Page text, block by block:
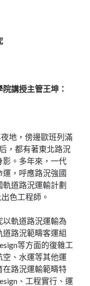
講授主管王坤：
地，傍邊歐班列滿
，都有著東北路況
影。多年來，一代
，呼應路況強國
道路況運輸計劃
色工程師。
軌道路況運輸為
路況範疇客運組
等方面的復雜工
、水運等其他運
在路況運輸範疇特
、工程實行、運